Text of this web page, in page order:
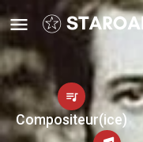
Compositeur(ice)